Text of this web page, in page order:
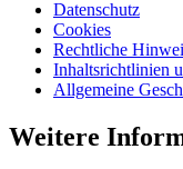
Datenschutz
Cookies
Rechtliche
Inhaltsrichtlinien
Allgemeine
Weitere